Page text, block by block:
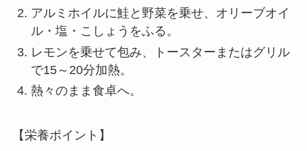
アルミホイルに鮭と野菜を乗せ、オリーブオイ
ル・塩・こしょうをふる。
レモンを乗せて包み、トースターまたはグリル
で15～20分加熱。
熱々のまま食卓へ。
【栄養ポイント】